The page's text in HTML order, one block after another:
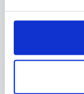
od z...